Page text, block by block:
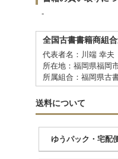
-
全国古書書籍商組
代表者名：川端 幸夫
所在地：福岡県福岡
所属組合：福岡県古
送料について
ゆうパック・宅配